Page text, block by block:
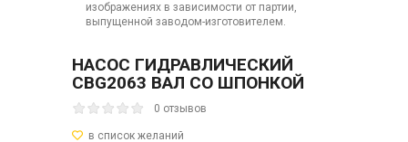
изображениях в зависимости от партии,
выпущенной заводом-изготовителем.
НАСОС ГИДРАВЛИЧЕСКИЙ
CBG2063 ВАЛ СО ШПОНКОЙ
0 отзывов